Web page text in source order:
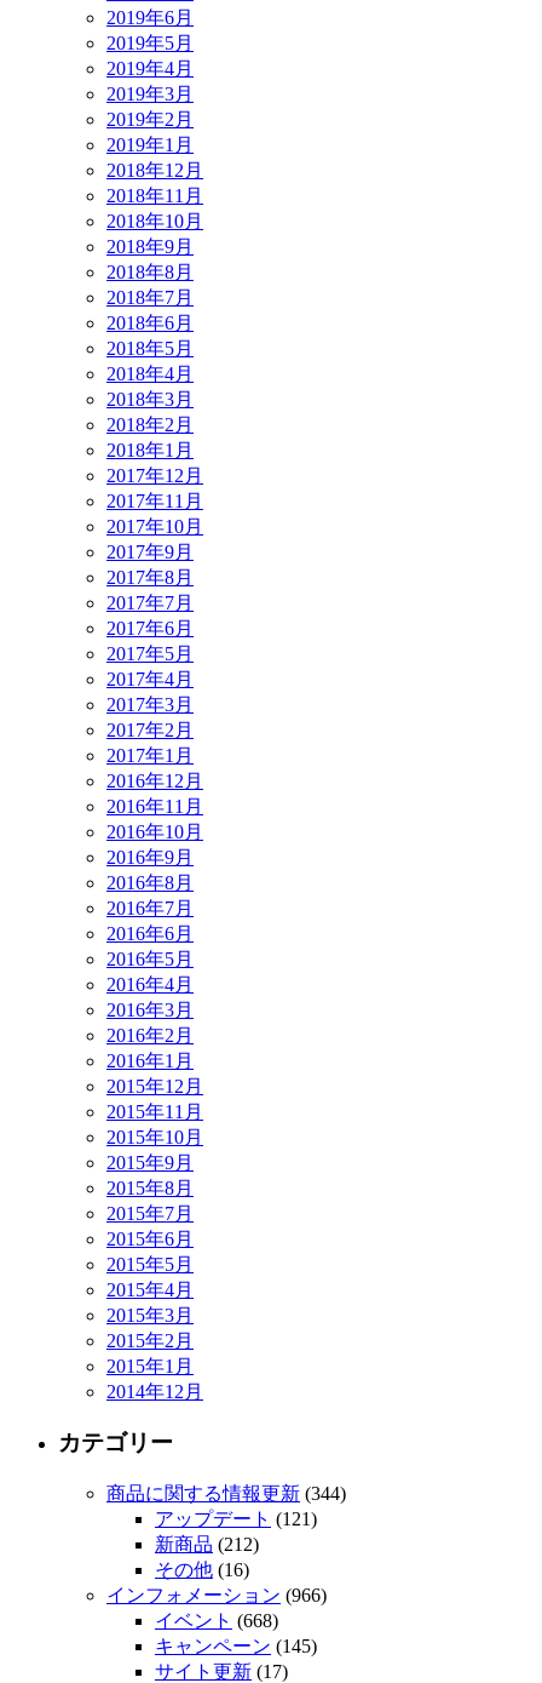
2019年6月
2019年5月
2019年4月
2019年3月
2019年2月
2019年1月
2018年12月
2018年11月
2018年10月
2018年9月
2018年8月
2018年7月
2018年6月
2018年5月
2018年4月
2018年3月
2018年2月
2018年1月
2017年12月
2017年11月
2017年10月
2017年9月
2017年8月
2017年7月
2017年6月
2017年5月
2017年4月
2017年3月
2017年2月
2017年1月
2016年12月
2016年11月
2016年10月
2016年9月
2016年8月
2016年7月
2016年6月
2016年5月
2016年4月
2016年3月
2016年2月
2016年1月
2015年12月
2015年11月
2015年10月
2015年9月
2015年8月
2015年7月
2015年6月
2015年5月
2015年4月
2015年3月
2015年2月
2015年1月
2014年12月
カテゴリー
商品に関する情報更新 (344)
アップデート (121)
新商品 (212)
その他 (16)
インフォメーション (966)
イベント (668)
キャンペーン (145)
サイト更新 (17)